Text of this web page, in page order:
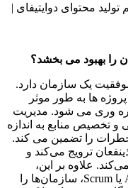
محتوای دوایتیفای |
می بخشد؟
یک سازمان دارد.
ها به طور موثر
می شود. مدیریت
منابع به اندازه
را تضمین می کند.
ترویج می‌کند و
بر این،
متدولوژی‌های مدیریت پروژه، مانند Agile یا Scrum، سازمان‌ها را